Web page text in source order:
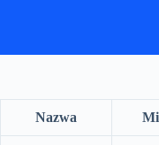
Nazwa